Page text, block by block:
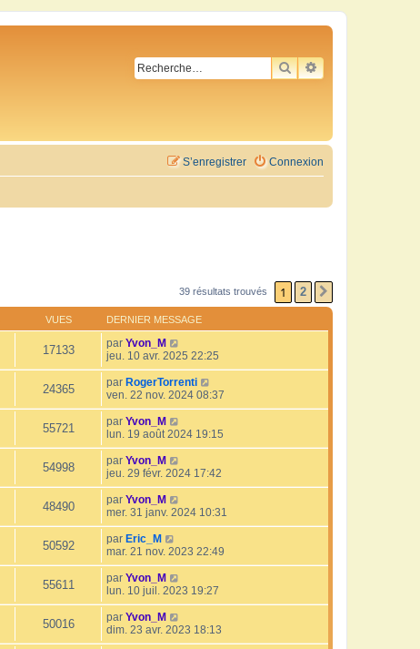
RECHERCHER
RECHERCHE
Connexion
S’enregistrer
39 résultats trouvés 1 2
VUES DERNIER MESSAGE
17133 par Yvon_M
jeu. 10 avr. 2025 22:25
24365 par RogerTorrenti
ven. 22 nov. 2024 08:37
55721 par Yvon_M
lun. 19 août 2024 19:15
54998 par Yvon_M
jeu. 29 févr. 2024 17:42
48490 par Yvon_M
mer. 31 janv. 2024 10:31
50592 par Eric_M
mar. 21 nov. 2023 22:49
55611 par Yvon_M
lun. 10 juil. 2023 19:27
50016 par Yvon_M
dim. 23 avr. 2023 18:13